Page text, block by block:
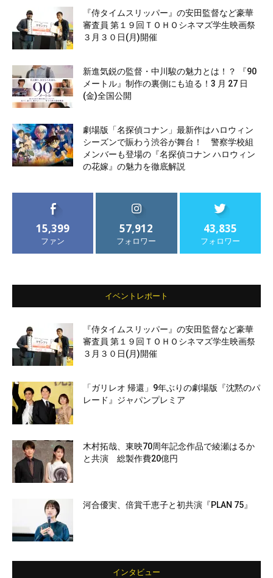
『侍タイムスリッパー』の安田監督など豪華
審査員 第１９回ＴＯＨＯシネマズ学生映画祭
３月３０日(月)開催
新進気鋭の監督・中川駿の魅力とは！？ 『90
メートル』制作の裏側にも迫る！3 月 27 日
(金)全国公開
劇場版「名探偵コナン」最新作はハロウィン
シーズンで賑わう渋谷が舞台！ 警察学校組
メンバーも登場の『名探偵コナン ハロウィン
の花嫁』の魅力を徹底解説
15,399
ファン
57,912
フォロワー
43,835
フォロワー
イベントレポート
『侍タイムスリッパー』の安田監督など豪華
審査員 第１９回ＴＯＨＯシネマズ学生映画祭
３月３０日(月)開催
「ガリレオ 帰還」9年ぶりの劇場版『沈黙のパ
レード』ジャパンプレミア
木村拓哉、東映70周年記念作品で綾瀬はるか
と共演 総製作費20億円
河合優実、倍賞千恵子と初共演『PLAN 75』
インタビュー